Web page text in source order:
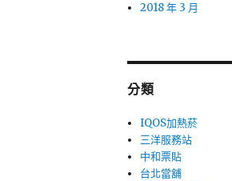
2018 年 3 月
分類
IQOS加熱菸
三洋服務站
中和票貼
台北當舖